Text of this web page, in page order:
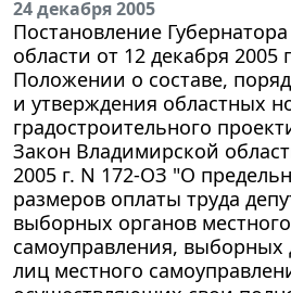
24 декабря 2005
Постановление
области от 12 декабря 2005
Положении о составе,
и утверждения областных
градостроительного
Закон Владимирской
2005 г. N 172-ОЗ "О
размеров оплаты труда
выборных органов местного
самоуправления, выборных
лиц местного